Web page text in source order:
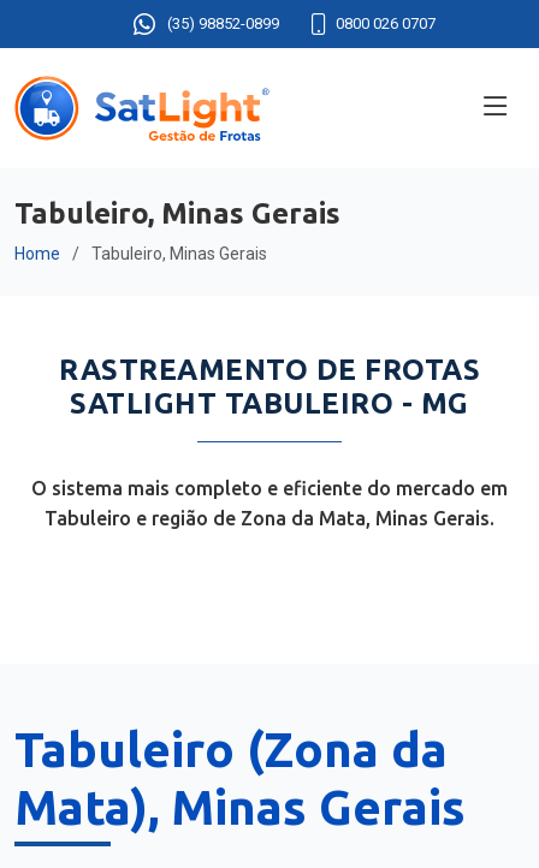
(35) 98852-0899 0800 026 0707
Tabuleiro, Minas Gerais
Home Tabuleiro, Minas Gerais
RASTREAMENTO DE FROTAS
SATLIGHT TABULEIRO - MG
O sistema mais completo e eficiente do mercado em
Tabuleiro e região de Zona da Mata, Minas Gerais.
Tabuleiro (Zona da
Mata), Minas Gerais